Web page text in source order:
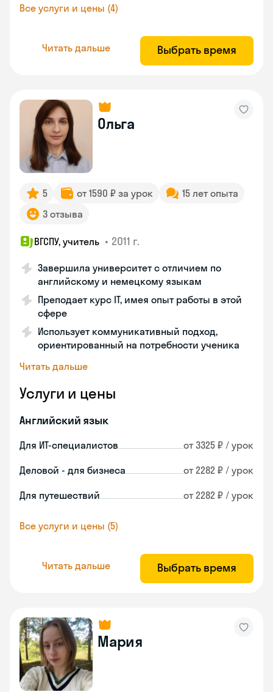
Все услуги и цены (4)
Читать дальше Выбрать время
Ольга
5 от 1590 ₽ за урок
15 лет опыта
3 отзыва
ВГСПУ, учитель • 2011 г.
Завершила университет с отличием по
английскому и немецкому языкам
Преподает курс IT, имея опыт работы в этой
сфере
Использует коммуникативный подход,
ориентированный на потребности ученика
Читать дальше
Услуги и цены
Английский язык
Для ИТ-специалистов от 3325 ₽ / урок
Деловой - для бизнеса от 2282 ₽ / урок
Для путешествий от 2282 ₽ / урок
Все услуги и цены (5)
Читать дальше Выбрать время
Мария